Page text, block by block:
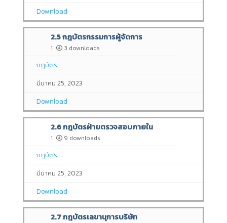
Download
2.5 กฎบัตรกรรมการผู้จัดการ
1 3 downloads
กฎบัตร
มีนาคม 25, 2023
Download
2.6 กฎบัตรฝ่ายตรวจสอบภายใน
1 9 downloads
กฎบัตร
มีนาคม 25, 2023
Download
2.7 กฎบัตรเลขานุการบริษัท